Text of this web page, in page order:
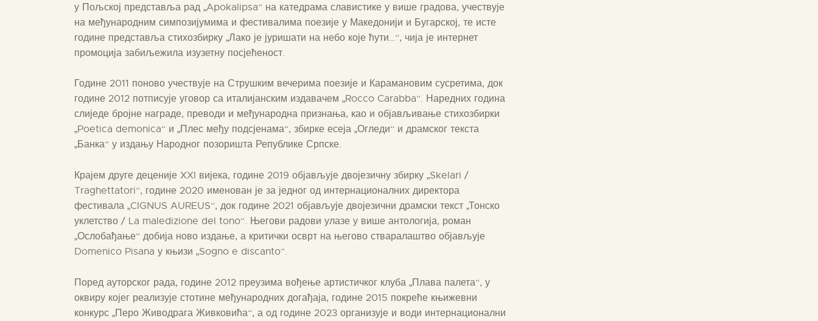
у Пољској представља рад „Apokalipsa“ на катедрама славистике у више градова, учествује
на међународним симпозијумима и фестивалима поезије у Македонији и Бугарској, те исте
године представља стихозбирку „Лако је јуришати на небо које ћути…“, чија је интернет
промоција забиљежила изузетну посјећеност.
Године 2011 поново учествује на Струшким вечерима поезије и Карамановим сусретима, док
године 2012 потписује уговор са италијанским издавачем „Rocco Carabba“. Наредних година
слиједе бројне награде, преводи и међународна признања, као и објављивање стихозбирки
„Poetica demonica“ и „Плес међу подсјенама“, збирке есеја „Огледи“ и драмског текста
„Банка“ у издању Народног позоришта Републике Српске.
Крајем друге деценије XXI вијека, године 2019 објављује двојезичну збирку „Skelari /
Traghettatori“, године 2020 именован је за једног од интернационалних директора
фестивала „CIGNUS AUREUS“, док године 2021 објављује двојезични драмски текст „Тонско
уклетство / La maledizione del tono“. Његови радови улазе у више антологија, роман
„Ослобађање“ добија ново издање, а критички осврт на његово стваралаштво објављује
Domenico Pisana у књизи „Sogno e discanto“.
Поред ауторског рада, године 2012 преузима вођење артистичког клуба „Плава палета“, у
оквиру којег реализује стотине међународних догађаја, године 2015 покреће књижевни
конкурс „Перо Живодрага Живковића“, а од године 2023 организује и води интернационални